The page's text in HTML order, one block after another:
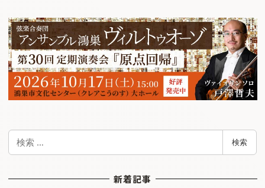
検索
新着記事